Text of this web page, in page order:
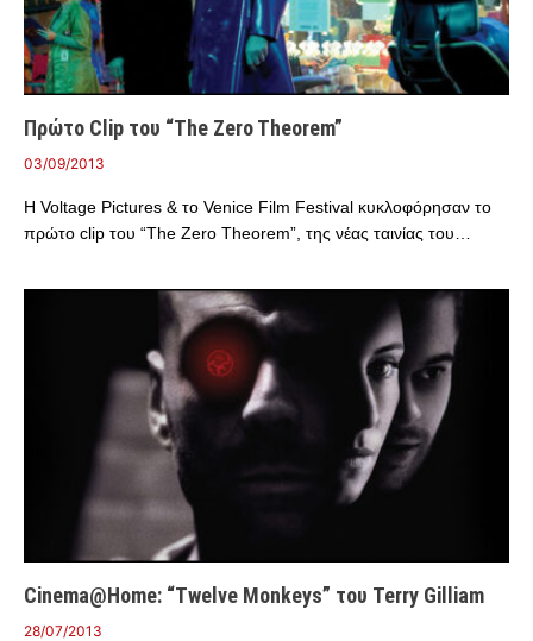
Πρώτο Clip του “The Zero Theorem”
03/09/2013
H Voltage Pictures & το Venice Film Festival κυκλοφόρησαν το
πρώτο clip του “The Zero Theorem”, της νέας ταινίας του…
Cinema@Home: “Twelve Monkeys” του Terry Gilliam
28/07/2013